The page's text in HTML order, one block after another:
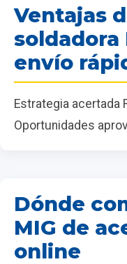
Ventajas
soldadora
envío
Estrategia acertada
Oportunidades
Dónde
MIG de
online